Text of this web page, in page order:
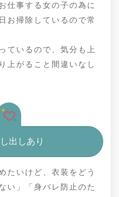
仕事する女の子の為に
お掃除しているので常
ているので、気分も上
上がること間違いなし
出しあり
たいけど、衣装をどう
い」「身バレ防止のた